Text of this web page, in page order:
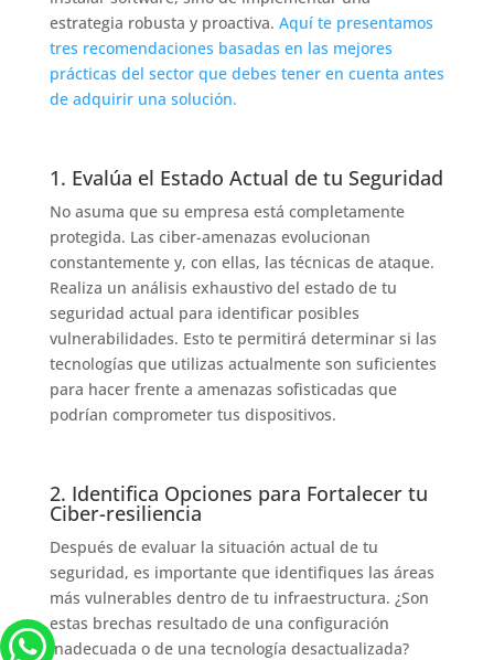
estrategia robusta y proactiva. Aquí te presentamos
tres recomendaciones basadas en las mejores
prácticas del sector que debes tener en cuenta antes
de adquirir una solución.
1. Evalúa el Estado Actual de tu Seguridad
No asuma que su empresa está completamente
protegida. Las ciber-amenazas evolucionan
constantemente y, con ellas, las técnicas de ataque.
Realiza un análisis exhaustivo del estado de tu
seguridad actual para identificar posibles
vulnerabilidades. Esto te permitirá determinar si las
tecnologías que utilizas actualmente son suficientes
para hacer frente a amenazas sofisticadas que
podrían comprometer tus dispositivos.
2. Identifica Opciones para Fortalecer tu
Ciber-resiliencia
Después de evaluar la situación actual de tu
seguridad, es importante que identifiques las áreas
más vulnerables dentro de tu infraestructura. ¿Son
estas brechas resultado de una configuración
inadecuada o de una tecnología desactualizada?